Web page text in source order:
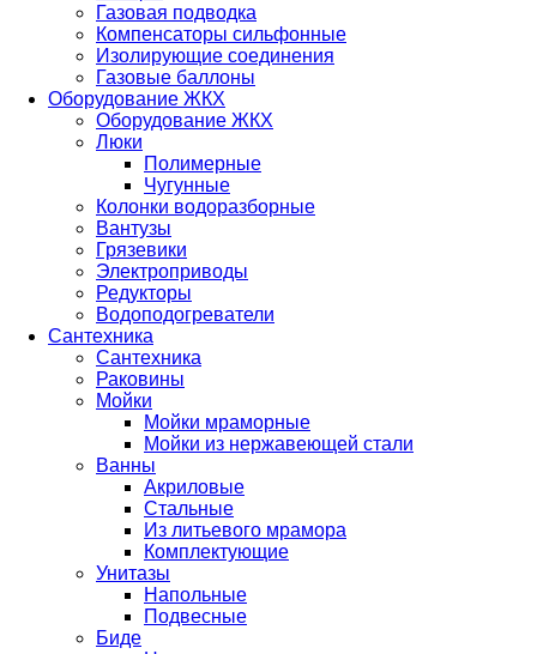
Газовая подводка
Компенсаторы сильфонные
Изолирующие соединения
Газовые баллоны
Оборудование ЖКХ
Оборудование ЖКХ
Люки
Полимерные
Чугунные
Колонки водоразборные
Вантузы
Грязевики
Электроприводы
Редукторы
Водоподогреватели
Сантехника
Сантехника
Раковины
Мойки
Мойки мраморные
Мойки из нержавеющей стали
Ванны
Акриловые
Стальные
Из литьевого мрамора
Комплектующие
Унитазы
Напольные
Подвесные
Биде